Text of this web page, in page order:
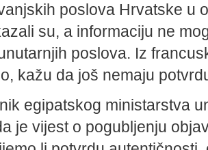
poslova Hrvatske u
su, a informaciju ne
poslova. Iz
kažu da još nemaju
egipatskog ministarstva
je vijest o pogubljenju